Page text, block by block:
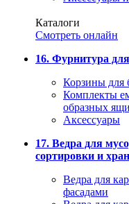
Каталоги
Смотреть онлайн
16. Фурнитура
Корзины для
Комплекты
образных
Аксессуары
17. Ведра для
сортировки и
Ведра для
фасадами